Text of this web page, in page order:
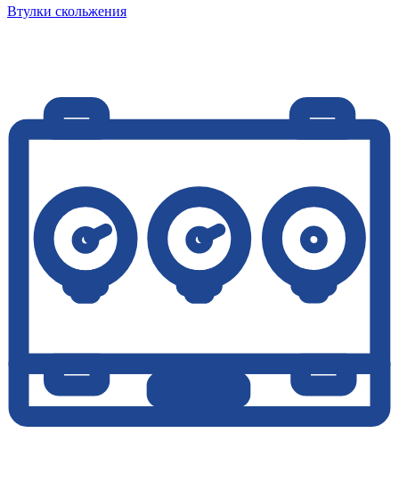
Втулки скольжения